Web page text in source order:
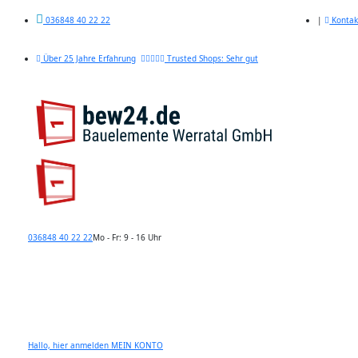
036848 40 22 22 |
Über 25 Jahre Erfahrung Trusted Shops: Sehr gut
036848 40 22 22Mo - Fr: 9 - 16 Uhr
Hallo, hier anmelden MEIN KONTO